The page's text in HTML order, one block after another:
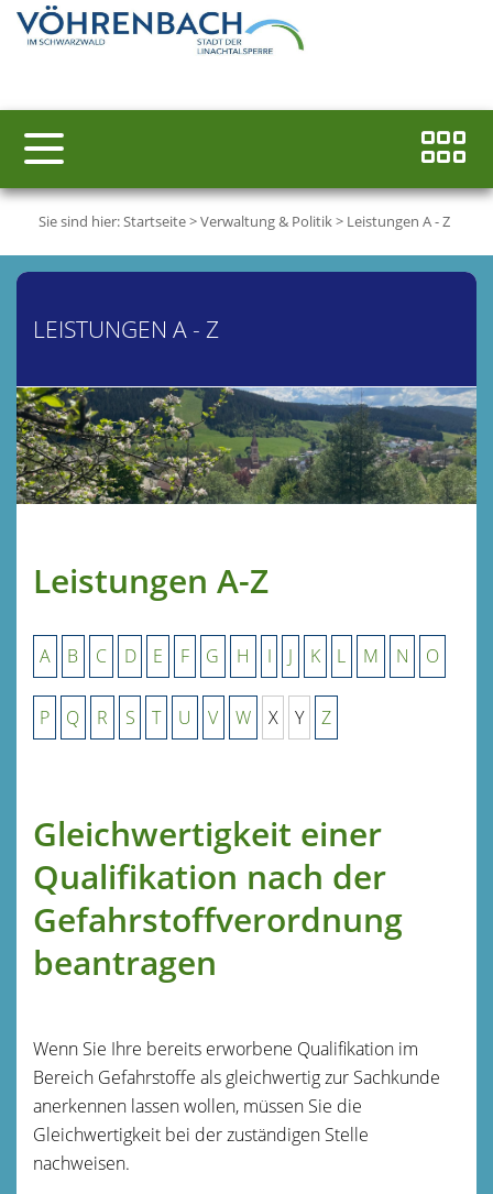
Sie sind hier:Startseite>Verwaltung & Politik> Leistungen A - Z
LEISTUNGEN A - Z
Leistungen A-Z
A B C D E F G H I J K L M N O
P Q R S T U V W X Y Z
Gleichwertigkeit einer
Qualifikation nach der
Gefahrstoffverordnung
beantragen
Wenn Sie Ihre bereits erworbene Qualifikation im
Bereich Gefahrstoffe als gleichwertig zur Sachkunde
anerkennen lassen wollen, müssen Sie die
Gleichwertigkeit bei der zuständigen Stelle
nachweisen.